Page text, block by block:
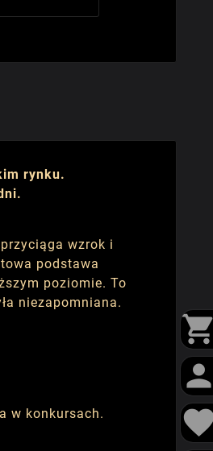
rynku.
wzrok i
podstawa
poziomie. To
niezapomniana.
w konkursach.